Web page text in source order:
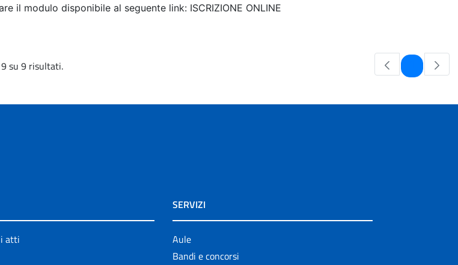
il modulo disponibile al seguente link: ISCRIZIONE ONLINE
su 9 risultati. Pagina
atti
SERVIZI
Aule
Bandi e concorsi